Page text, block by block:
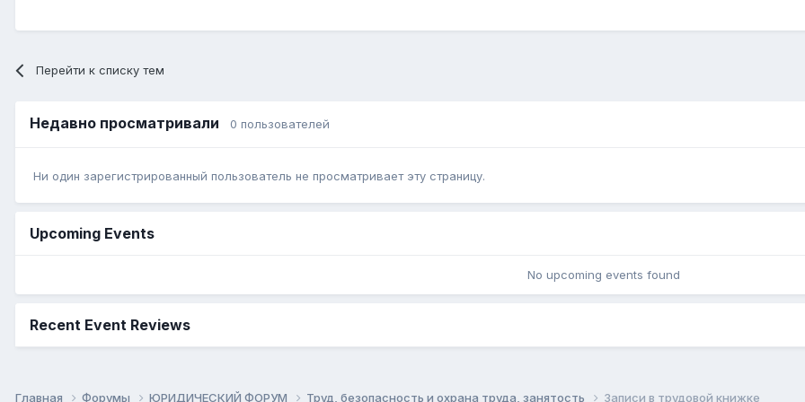
Перейти к списку тем
Недавно просматривали 0 пользователей
Ни один зарегистрированный пользователь не просматривает эту страницу.
Upcoming Events
No upcoming events found
Recent Event Reviews
Главная Форумы ЮРИДИЧЕСКИЙ ФОРУМ Труд, безопасность и охрана труда, занятость Записи в трудовой книжке